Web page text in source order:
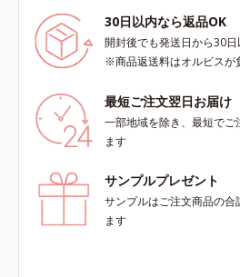
れが、肌も心も喜ぶひとときに変わ
ります。*1 こわばった肌にうるお
いを与え、やわらかくすること。そ
ロペンタシロキサン、ジフェニルシ
ロキシフェニルトリメチコン*3
（メタクリル酸グリセリルアミドエ
ポリマー*4 ローマカミツレ花エキ
ス、ローズマリー葉エキス、ラベン
ダー花水*5 メイク汚れ・乾燥
30日以内なら返品OK
開封後でも発送日から30
※商品返送料はオルビスが
最短ご注文翌日お届け
一部地域を除き、最短で
ます
サンプルプレゼント
サンプルはご注文商品の
ます